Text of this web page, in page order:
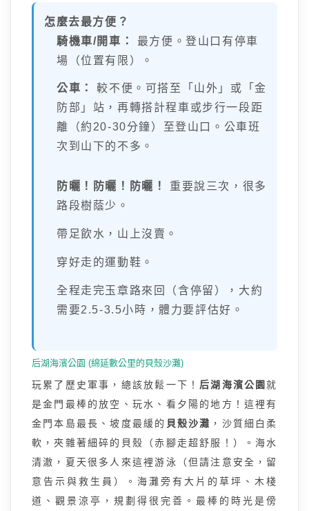
怎麼去最方便？
騎機車/開車：
最方便。登山口有停車
場（位置有限）。
公車：
較不便。可搭至「山外」或「金
防部」站，再轉搭計程車或步行一段距
離（約20-30分鐘）至登山口。公車班
次到山下的不多。
防曬！防曬！防曬！
重要說三次，很多
路段樹蔭少。
帶足飲水，山上沒賣。
穿好走的運動鞋。
全程走完玉章路來回（含停留），大約
需要2.5-3.5小時，體力要評估好。
后湖海濱公園 (綿延數公里的貝殼沙灘)
玩累了歷史軍事，總該放鬆一下！ 后湖海濱公園就
是金門最棒的放空、玩水、看夕陽的地方！這裡有
金門本島最長、坡度最緩的 貝殼沙灘 ，沙質細白柔
軟，夾雜著細碎的貝殼（赤腳走超舒服！）。海水
清澈，夏天很多人來這裡游泳（但請注意安全，留
意告示與救生員）。海灘旁有大片的草坪、木棧
道、觀景涼亭，規劃得很完善。最棒的時光是傍